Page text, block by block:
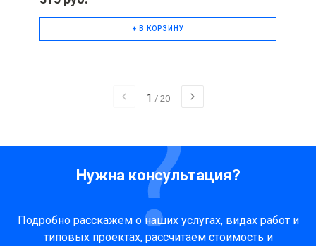
+ В КОРЗИНУ
1 / 20
Нужна консультация?
Подробно расскажем о наших услугах, видах работ и
типовых проектах, рассчитаем стоимость и